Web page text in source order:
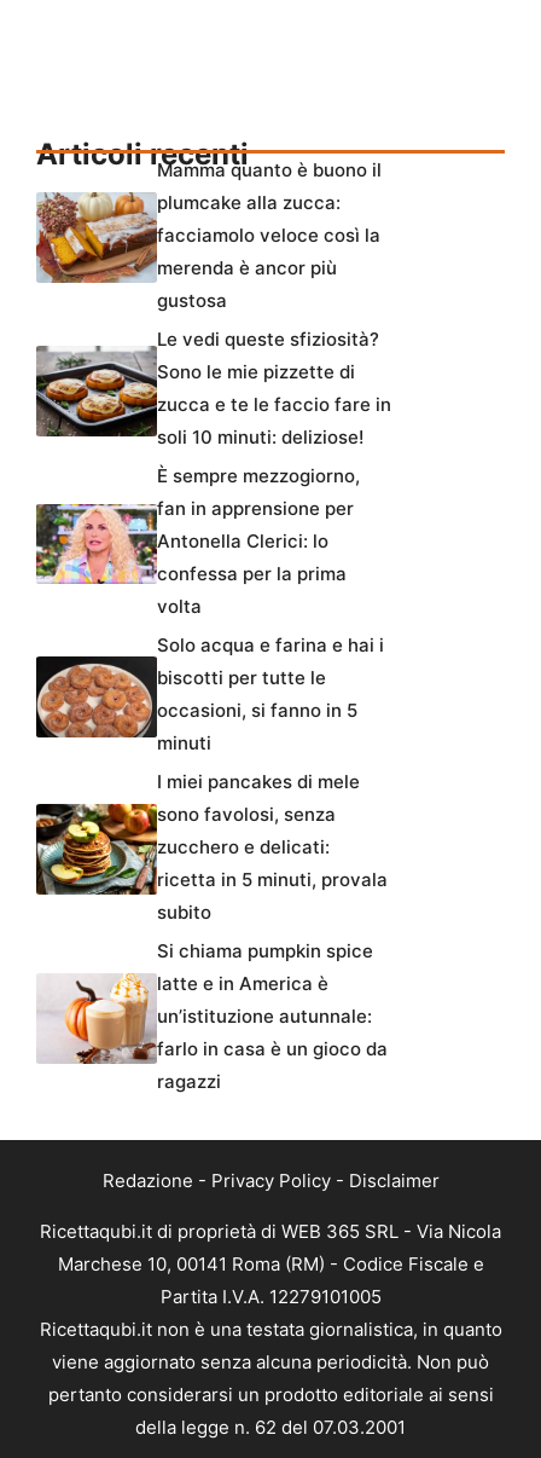
Articoli recentiMamma quanto è buono il
plumcake alla zucca:
facciamolo veloce così la
merenda è ancor più
gustosa
Le vedi queste sfiziosità?
Sono le mie pizzette di
zucca e te le faccio fare in
soli 10 minuti: deliziose!
È sempre mezzogiorno,
fan in apprensione per
Antonella Clerici: lo
confessa per la prima
volta
Solo acqua e farina e hai i
biscotti per tutte le
occasioni, si fanno in 5
minuti
I miei pancakes di mele
sono favolosi, senza
zucchero e delicati:
ricetta in 5 minuti, provala
subito
Si chiama pumpkin spice
latte e in America è
un’istituzione autunnale:
farlo in casa è un gioco da
ragazzi
Redazione - Privacy Policy- Disclaimer
Ricettaqubi.it di proprietà di WEB 365 SRL - Via Nicola
Marchese 10, 00141 Roma (RM) - Codice Fiscale e
Partita I.V.A. 12279101005
Ricettaqubi.it non è una testata giornalistica, in quanto
viene aggiornato senza alcuna periodicità. Non può
pertanto considerarsi un prodotto editoriale ai sensi
della legge n. 62 del 07.03.2001